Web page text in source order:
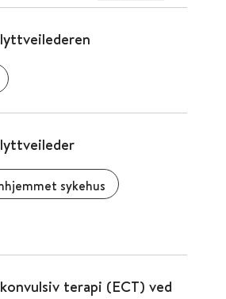
sykehus
terapi (ECT) ved